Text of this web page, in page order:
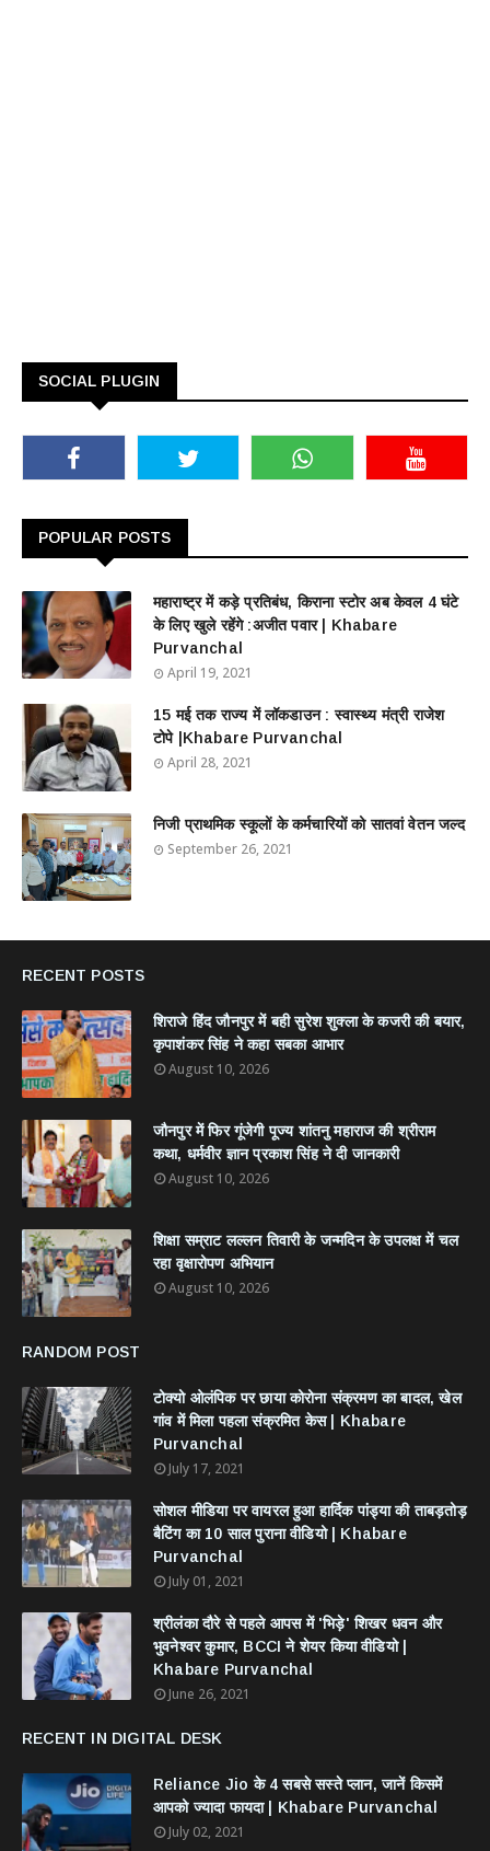
SOCIAL PLUGIN
POPULAR POSTS
महाराष्ट्र में कड़े प्रतिबंध, किराना स्टोर अब केवल 4 घंटे
के लिए खुले रहेंगे :अजीत पवार | Khabare
Purvanchal
April 19, 2021
15 मई तक राज्य में लॉकडाउन : स्वास्थ्य मंत्री राजेश
टोपे |Khabare Purvanchal
April 28, 2021
निजी प्राथमिक स्कूलों के कर्मचारियों को सातवां वेतन जल्द
September 26, 2021
RECENT POSTS
शिराजे हिंद जौनपुर में बही सुरेश शुक्ला के कजरी की बयार,
कृपाशंकर सिंह ने कहा सबका आभार
August 10, 2026
जौनपुर में फिर गूंजेगी पूज्य शांतनु महाराज की श्रीराम
कथा, धर्मवीर ज्ञान प्रकाश सिंह ने दी जानकारी
August 10, 2026
शिक्षा सम्राट लल्लन तिवारी के जन्मदिन के उपलक्ष में चल
रहा वृक्षारोपण अभियान
August 10, 2026
RANDOM POST
टोक्यो ओलंपिक पर छाया कोरोना संक्रमण का बादल, खेल
गांव में मिला पहला संक्रमित केस | Khabare
Purvanchal
July 17, 2021
सोशल मीडिया पर वायरल हुआ हार्दिक पांड्या की ताबड़तोड़
बैटिंग का 10 साल पुराना वीडियो | Khabare
Purvanchal
July 01, 2021
श्रीलंका दौरे से पहले आपस में 'भिड़े' शिखर धवन और
भुवनेश्वर कुमार, BCCI ने शेयर किया वीडियो |
Khabare Purvanchal
June 26, 2021
RECENT IN DIGITAL DESK
Reliance Jio के 4 सबसे सस्ते प्लान, जानें किसमें
आपको ज्यादा फायदा | Khabare Purvanchal
July 02, 2021